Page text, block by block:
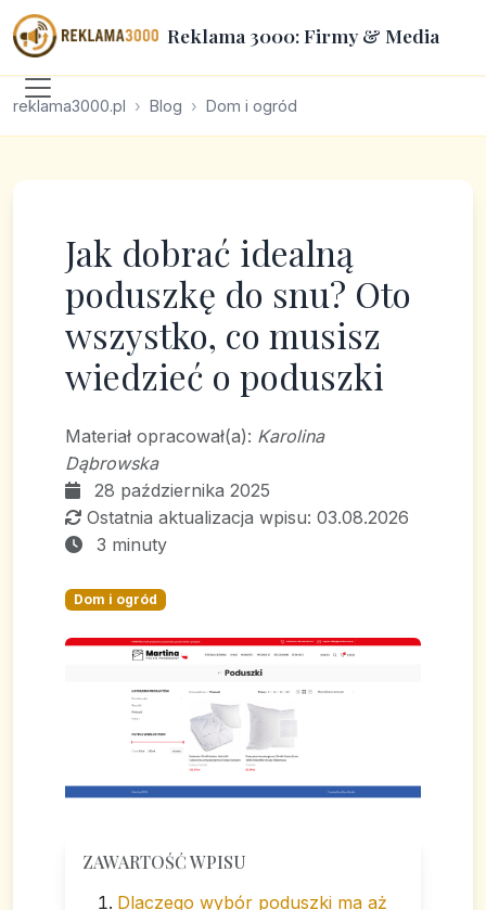
Reklama 3000: Firmy & Media
reklama3000.pl Blog Dom i ogród
Jak dobrać idealną
poduszkę do snu? Oto
wszystko, co musisz
wiedzieć o poduszki
Materiał opracował(a): Karolina
Dąbrowska
28 października 2025
Ostatnia aktualizacja wpisu: 03.08.2026
3 minuty
Dom i ogród
ZAWARTOŚĆ WPISU
Dlaczego wybór poduszki ma aż